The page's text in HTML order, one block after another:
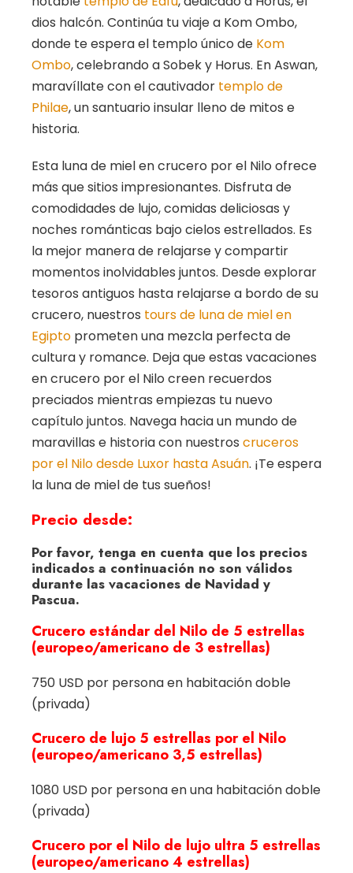
dios halcón. Continúa tu viaje a Kom Ombo,
donde te espera el templo único de Kom
Ombo, celebrando a Sobek y Horus. En Aswan,
maravíllate con el cautivador templo de
Philae, un santuario insular lleno de mitos e
historia.
Esta luna de miel en crucero por el Nilo ofrece
más que sitios impresionantes. Disfruta de
comodidades de lujo, comidas deliciosas y
noches románticas bajo cielos estrellados. Es
la mejor manera de relajarse y compartir
momentos inolvidables juntos. Desde explorar
tesoros antiguos hasta relajarse a bordo de su
crucero, nuestros tours de luna de miel en
Egipto prometen una mezcla perfecta de
cultura y romance. Deja que estas vacaciones
en crucero por el Nilo creen recuerdos
preciados mientras empiezas tu nuevo
capítulo juntos. Navega hacia un mundo de
maravillas e historia con nuestros cruceros
por el Nilo desde Luxor hasta Asuán. ¡Te espera
la luna de miel de tus sueños!
Precio desde:
Por favor, tenga en cuenta que los precios
indicados a continuación no son válidos
durante las vacaciones de Navidad y
Pascua.
Crucero estándar del Nilo de 5 estrellas
(europeo/americano de 3 estrellas)
750 USD por persona en habitación doble
(privada)
Crucero de lujo 5 estrellas por el Nilo
(europeo/americano 3,5 estrellas)
1080 USD por persona en una habitación doble
(privada)
Crucero por el Nilo de lujo ultra 5 estrellas
(europeo/americano 4 estrellas)